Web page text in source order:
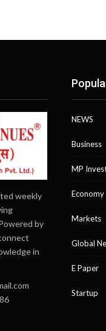
weekly
by
in
NEWS
Business
MP
Economy
Markets
Global
E Paper
Startup